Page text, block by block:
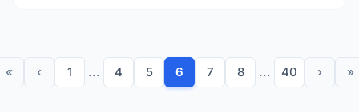
« ‹ 1 ... 4 5 6 7 8 ... 40 › »